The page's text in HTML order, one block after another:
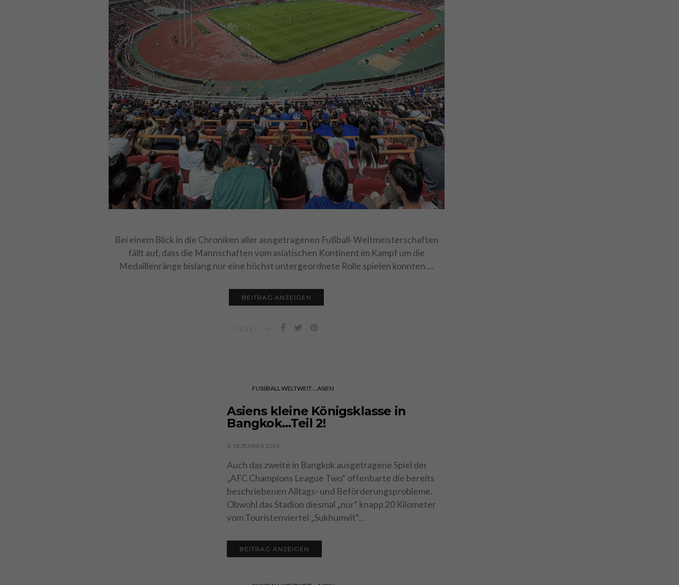
Bei einem Blick in die Chroniken aller ausgetragenen Fußball-Weltmeisterschaften
fällt auf, dass die Mannschaften vom asiatischen Kontinent im Kampf um die
Medaillenränge bislang nur eine höchst untergeordnete Rolle spielen konnten.…
BEITRAG ANZEIGEN
TEILE!
FUSSBALL WELTWEIT....ASIEN
Asiens kleine Königsklasse in
Bangkok…Teil 2!
8. DEZEMBER 2024
Auch das zweite in Bangkok ausgetragene Spiel der
„AFC Champions League Two“ offenbarte die bereits
beschriebenen Alltags- und Beförderungsprobleme.
Obwohl das Stadion diesmal „nur“ knapp 20 Kilometer
vom Touristenviertel „Sukhumvit“…
BEITRAG ANZEIGEN